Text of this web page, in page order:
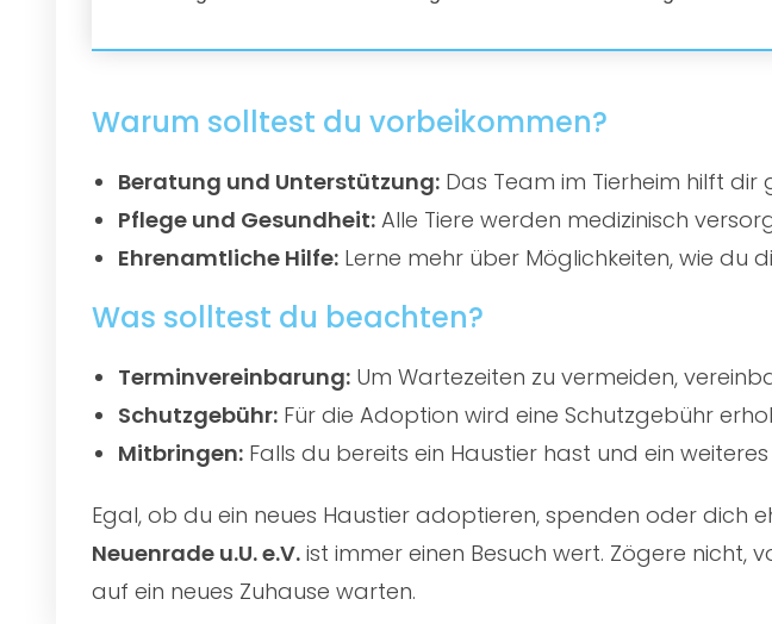
Warum solltest du vorbeikommen?
Beratung und Unterstützung: Das Team im Tierheim hilft dir
Pflege und Gesundheit: Alle Tiere werden medizinisch
Ehrenamtliche Hilfe: Lerne mehr über Möglichkeiten, wie du
Was solltest du beachten?
Terminvereinbarung: Um Wartezeiten zu vermeiden,
Schutzgebühr: Für die Adoption wird eine Schutzgebühr
Mitbringen: Falls du bereits ein Haustier hast und ein
Egal, ob du ein neues Haustier adoptieren, spenden oder dich
Neuenrade u.U. e.V. ist immer einen Besuch wert. Zögere nicht,
auf ein neues Zuhause warten.